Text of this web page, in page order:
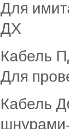
Для
ДХ
Кабель
Для
Кабель